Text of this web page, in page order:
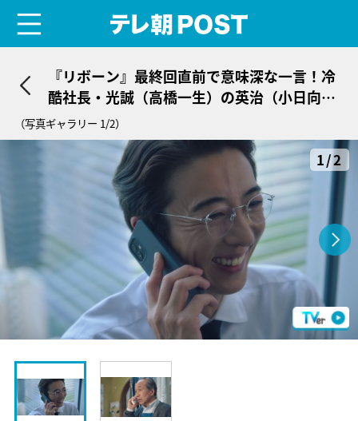
『リボーン』最終回直前で意味深な一言！冷
酷社長・光誠（高橋一生）の英治（小日向文
世）への返しに「やっぱ中身って」
（写真ギャラリー 1/2）
1/2